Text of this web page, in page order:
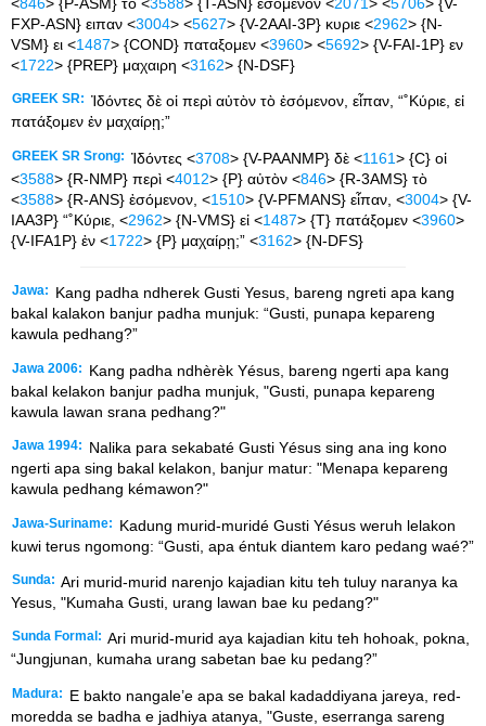
FXP-ASN} ειπαν <3004> <5627> {V-2AAI-3P} κυριε <2962> {N-
VSM} ει <1487> {COND} παταξομεν <3960> <5692> {V-FAI-1P} εν
<1722> {PREP} μαχαιρη <3162> {N-DSF}
GREEK SR: Ἰδόντες δὲ οἱ περὶ αὐτὸν τὸ ἐσόμενον, εἶπαν, “˚Κύριε, εἰ
πατάξομεν ἐν μαχαίρῃ;”
GREEK SR Srong: Ἰδόντες <3708> {V-PAANMP} δὲ <1161> {C} οἱ
<3588> {R-NMP} περὶ <4012> {P} αὐτὸν <846> {R-3AMS} τὸ
<3588> {R-ANS} ἐσόμενον, <1510> {V-PFMANS} εἶπαν, <3004> {V-
IAA3P} “˚Κύριε, <2962> {N-VMS} εἰ <1487> {T} πατάξομεν <3960>
{V-IFA1P} ἐν <1722> {P} μαχαίρῃ;” <3162> {N-DFS}
Jawa:
Kang padha ndherek Gusti Yesus, bareng ngreti apa kang
bakal kalakon banjur padha munjuk: “Gusti, punapa kepareng
kawula pedhang?”
Jawa 2006:
Kang padha ndhèrèk Yésus, bareng ngerti apa kang
bakal kelakon banjur padha munjuk, "Gusti, punapa kepareng
kawula lawan srana pedhang?"
Jawa 1994:
Nalika para sekabaté Gusti Yésus sing ana ing kono
ngerti apa sing bakal kelakon, banjur matur: "Menapa kepareng
kawula pedhang kémawon?"
Jawa-Suriname:
Kadung murid-muridé Gusti Yésus weruh lelakon
kuwi terus ngomong: “Gusti, apa éntuk diantem karo pedang waé?”
Sunda: Ari murid-murid narenjo kajadian kitu teh tuluy naranya ka
Yesus, "Kumaha Gusti, urang lawan bae ku pedang?"
Sunda Formal: Ari murid-murid aya kajadian kitu teh hohoak, pokna,
“Jungjunan, kumaha urang sabetan bae ku pedang?”
Madura:
E bakto nangale’e apa se bakal kadaddiyana jareya, red-
moredda se badha e jadhiya atanya, "Guste, eserranga sareng